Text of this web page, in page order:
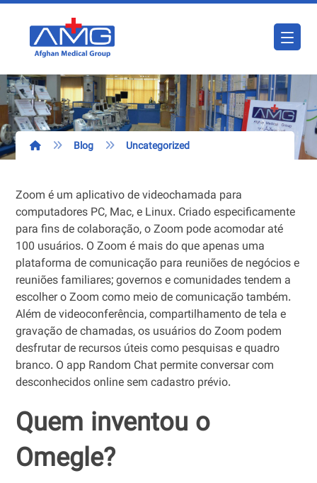
Blog Uncategorized
Zoom é um aplicativo de videochamada para
computadores PC, Mac, e Linux. Criado especificamente
para fins de colaboração, o Zoom pode acomodar até
100 usuários. O Zoom é mais do que apenas uma
plataforma de comunicação para reuniões de negócios e
reuniões familiares; governos e comunidades tendem a
escolher o Zoom como meio de comunicação também.
Além de videoconferência, compartilhamento de tela e
gravação de chamadas, os usuários do Zoom podem
desfrutar de recursos úteis como pesquisas e quadro
branco. O app Random Chat permite conversar com
desconhecidos online sem cadastro prévio.
Quem inventou o
Omegle?